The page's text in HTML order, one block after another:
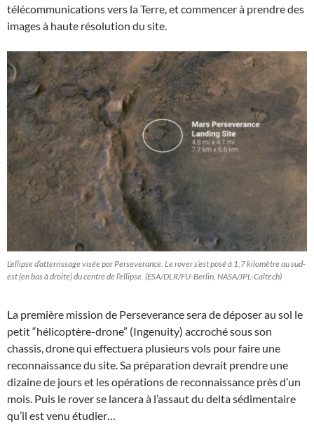
télécommunications vers la Terre, et commencer à prendre des
images à haute résolution du site.
L’ellipse d’atterrissage visée par Perseverance. Le rover s’est posé à 1,7 kilomètre au sud-
est (en bas à droite) du centre de l’ellipse. (ESA/DLR/FU-Berlin, NASA/JPL-Caltech)
La première mission de Perseverance sera de déposer au sol le
petit “hélicoptère-drone” (Ingenuity) accroché sous son
chassis, drone qui effectuera plusieurs vols pour faire une
reconnaissance du site. Sa préparation devrait prendre une
dizaine de jours et les opérations de reconnaissance près d’un
mois. Puis le rover se lancera à l’assaut du delta sédimentaire
qu’il est venu étudier…